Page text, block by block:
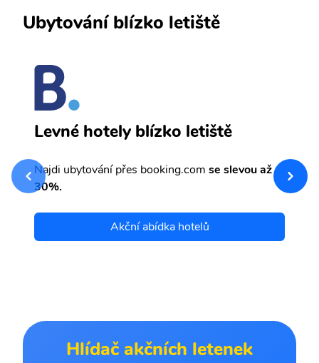
Ubytování blízko letiště
Levné hotely blízko letiště
Najdi ubytování přes booking.com se slevou až
30%.
Akční abídka hotelů
Hlídač akčních letenek